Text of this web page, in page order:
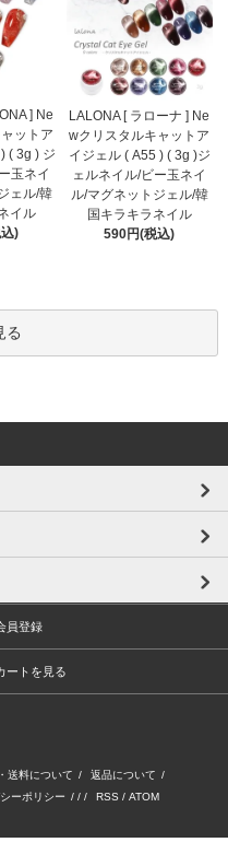
] Ne
ットア
( 3g ) ジ
玉ネイ
ェル/韓
イル
)
LALONA [ ラローナ ] Ne
wクリスタルキャットア
イジェル ( A55 ) ( 3g )ジ
ェルネイル/ビー玉ネイ
ル/マグネットジェル/韓
国キラキラネイル
590円(税込)
る
員登録
ートを見る
送料について / 返品について /
ーポリシー / / / RSS / ATOM